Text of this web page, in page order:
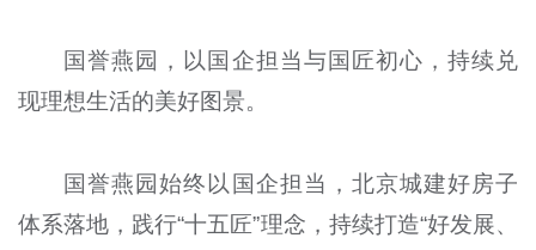
国誉燕园，以国企担当与国匠初心，持续兑
现理想生活的美好图景。
国誉燕园始终以国企担当，北京城建好房子
体系落地，践行“十五匠”理念，持续打造“好发展、